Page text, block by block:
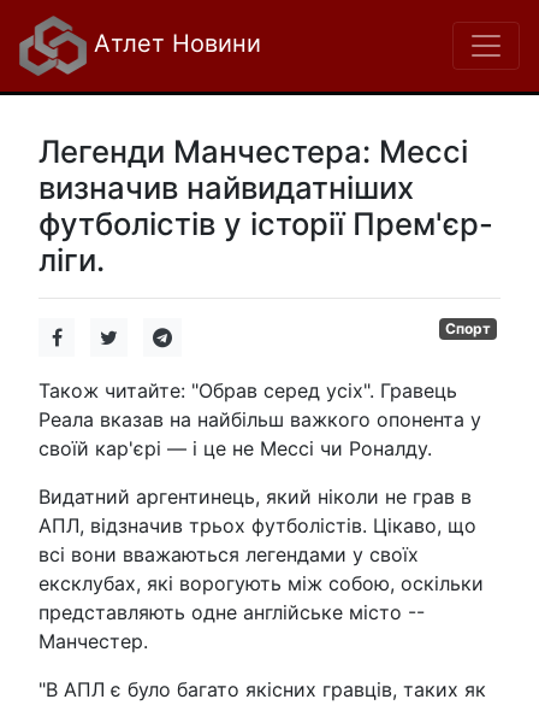
Атлет Новини
Легенди Манчестера: Мессі
визначив найвидатніших
футболістів у історії Прем'єр-
ліги.
Спорт
Також читайте: "Обрав серед усіх". Гравець
Реала вказав на найбільш важкого опонента у
своїй кар'єрі — і це не Мессі чи Роналду.
Видатний аргентинець, який ніколи не грав в
АПЛ, відзначив трьох футболістів. Цікаво, що
всі вони вважаються легендами у своїх
ексклубах, які ворогують між собою, оскільки
представляють одне англійське місто --
Манчестер.
"В АПЛ є було багато якісних гравців, таких як